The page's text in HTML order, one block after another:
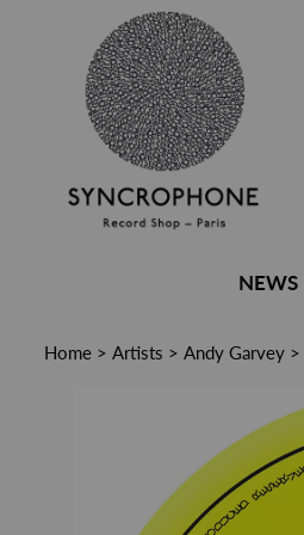
NEWS
Home > Artists > Andy Garvey >